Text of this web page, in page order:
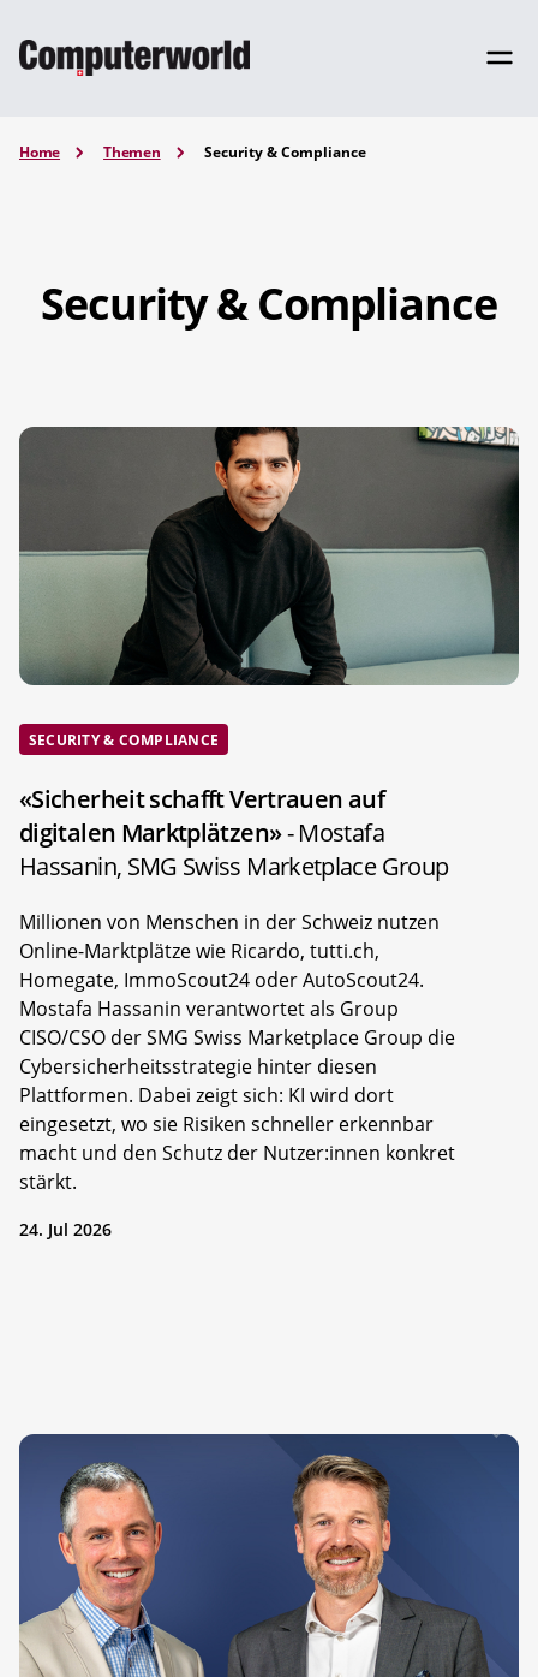
Home Themen Security & Compliance
Security & Compliance
SECURITY & COMPLIANCE
«Sicherheit schafft Vertrauen auf
digitalen Marktplätzen»- Mostafa
Hassanin, SMG Swiss Marketplace Group
Millionen von Menschen in der Schweiz nutzen
Online-Marktplätze wie Ricardo, tutti.ch,
Homegate, ImmoScout24 oder AutoScout24.
Mostafa Hassanin verantwortet als Group
CISO/CSO der SMG Swiss Marketplace Group die
Cybersicherheitsstrategie hinter diesen
Plattformen. Dabei zeigt sich: KI wird dort
eingesetzt, wo sie Risiken schneller erkennbar
macht und den Schutz der Nutzer:innen konkret
stärkt.
24. Jul 2026